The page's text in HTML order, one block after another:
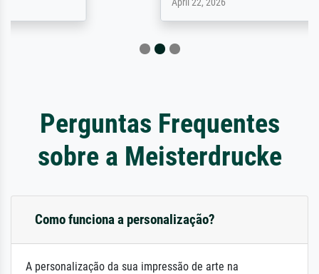
Perguntas Frequentes
sobre a Meisterdrucke
Como funciona a personalização?
A personalização da sua impressão de arte na